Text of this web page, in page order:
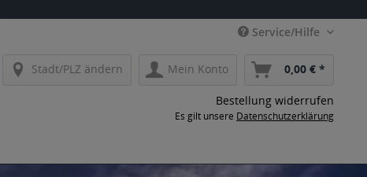
Service/Hilfe
Stadt/PLZ ändern Mein Konto 0,00 € *
Bestellung widerrufen
Es gilt unsere Datenschutzerklärung